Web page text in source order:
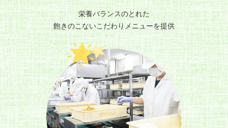
栄養バランスのとれた
飽きのこないこだわりメニューを提供